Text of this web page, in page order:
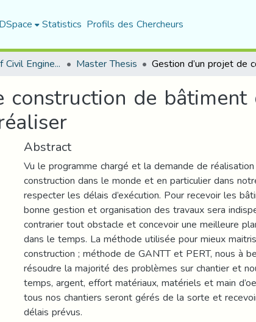
Statistics Profils des Chercheurs
Department of Civil Engineering Master Thesis
construction de
Abstract
Vu le programme chargé et la demande de
construction dans le monde et en particulier dans
respecter les délais d’exécution. Pour recevoir les
bonne gestion et organisation des travaux sera
contrarier tout obstacle et concevoir une meilleure
dans le temps. La méthode utilisée pour mieux
construction ; méthode de GANTT et PERT, nous à
résoudre la majorité des problèmes sur chantier et
temps, argent, effort matériaux, matériels et main
tous nos chantiers seront gérés de la sorte et
délais prévus.